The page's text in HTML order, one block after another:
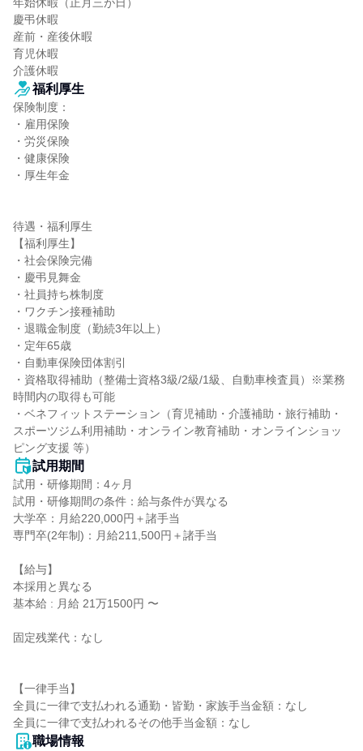
慶弔休暇
産前・産後休暇
育児休暇
介護休暇
福利厚生
保険制度：
・雇用保険
・労災保険
・健康保険
・厚生年金
待遇・福利厚生
【福利厚生】
・社会保険完備
・慶弔見舞金
・社員持ち株制度
・ワクチン接種補助
・退職金制度（勤続3年以上）
・定年65歳
・自動車保険団体割引
・資格取得補助（整備士資格3級/2級/1級、自動車検査員）※業務
時間内の取得も可能
・ベネフィットステーション（育児補助・介護補助・旅行補助・
スポーツジム利用補助・オンライン教育補助・オンラインショッ
ピング支援 等）
試用期間
試用・研修期間：4ヶ月
試用・研修期間の条件：給与条件が異なる
大学卒：月給220,000円＋諸手当
専門卒(2年制)：月給211,500円＋諸手当
【給与】
本採用と異なる
基本給 : 月給 21万1500円 〜
固定残業代：なし
【一律手当】
全員に一律で支払われる通勤・皆勤・家族手当金額：なし
職場情報